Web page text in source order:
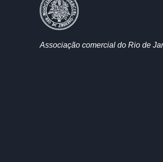
Associação comercial do Rio de